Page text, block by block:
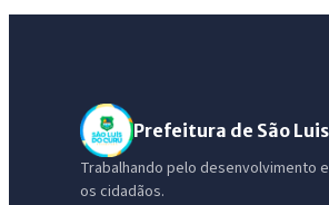
Prefeitura de São
Trabalhando pelo desenvolvimento
os cidadãos.